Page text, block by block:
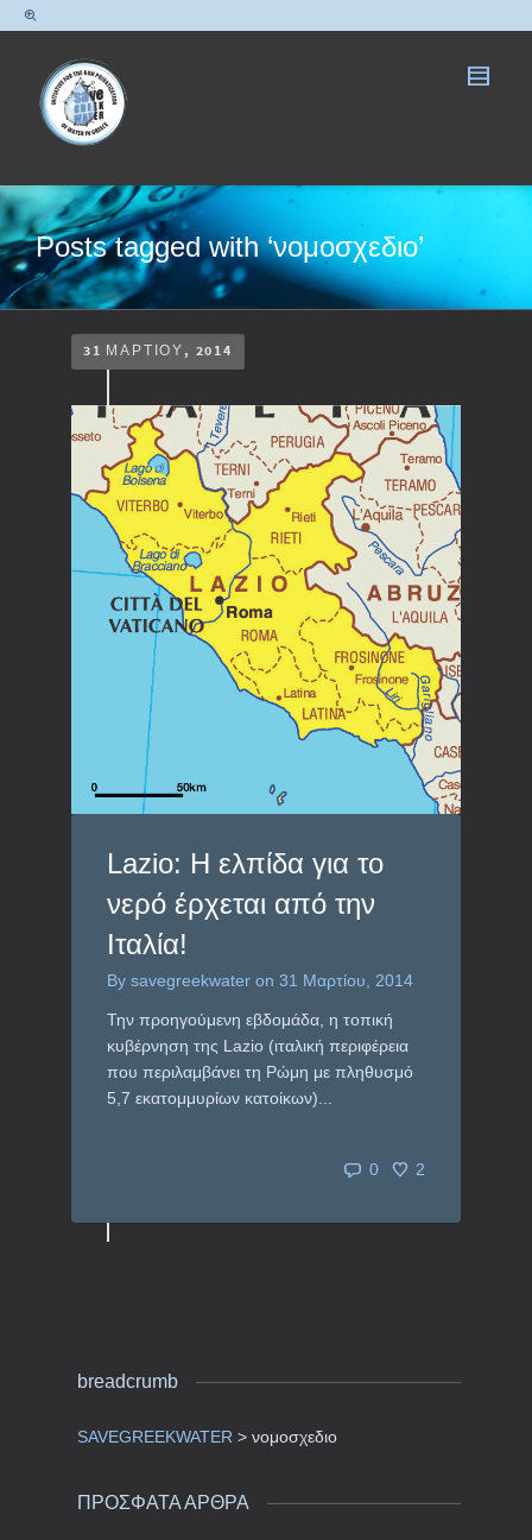
Posts tagged with ‘νομοσχεδιο’
31 ΜΑΡΤΊΟΥ, 2014
Lazio: Η ελπίδα για το
νερό έρχεται από την
Ιταλία!
By savegreekwater on 31 Μαρτίου, 2014
Την προηγούμενη εβδομάδα, η τοπική
κυβέρνηση της Lazio (ιταλική περιφέρεια
που περιλαμβάνει τη Ρώμη με πληθυσμό
5,7 εκατομμυρίων κατοίκων)...
0 2
breadcrumb
SAVEGREEKWATER > νομοσχεδιο
ΠΡΟΣΦΑΤΑ ΑΡΘΡΑ